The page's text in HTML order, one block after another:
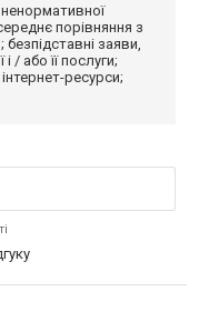
порівняння з
заяви,
/ або її послуги;
ресурси;